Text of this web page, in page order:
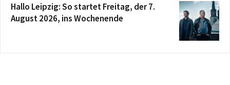
Hallo Leipzig: So startet Freitag, der 7.
August 2026, ins Wochenende